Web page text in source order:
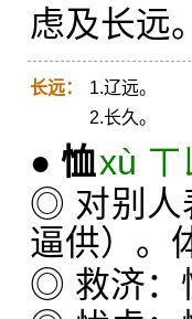
虑及长远。
长远：
1.辽远。
2.长久。
● 恤xù ㄒ
◎ 对别人
逼供）。
◎ 救济：